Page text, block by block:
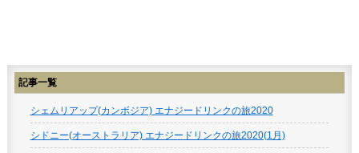
記事一覧
シェムリアップ(カンボジア) エナジードリンクの旅2020
シドニー(オーストラリア) エナジードリンクの旅2020(1月)